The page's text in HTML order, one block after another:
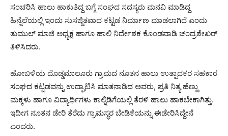
ಸಂಚರಿಸಿ ಹಾಲು ಹಾಕುತಿದ್ದ ಬಗ್ಗೆ ಸಂಘದ ಸದಸ್ಯರು ಮನವಿ ಮಾಡಿದ್ದ
ಹಿನ್ನೆಲೆಯಲ್ಲಿ ಇಂದು ಸುಸಜ್ಜಿತವಾದ ಕಟ್ಟಡ ನಿರ್ಮಾಣ ಮಾಡಲಾಗಿದೆ ಎಂದು
ತುಮುಲ್ ಮಾಜಿ ಅಧ್ಯಕ್ಷ ಹಾಗೂ ಹಾಲಿ ನಿರ್ದೇಶಕ ಕೊಂಡವಾಡಿ ಚಂದ್ರಶೇಖರ್
ತಿಳಿಸಿದರು.
ಹೋಬಳಿಯ ದೊಡ್ಡಮಾಲೂರು ಗ್ರಾಮದ ನೂತನ ಹಾಲು ಉತ್ಪಾದಕರ ಸಹಕಾರ
ಸಂಘದ ಕಟ್ಟಡವನ್ನು ಉದ್ಘಾಟಿಸಿ ಮಾತನಾಡಿದ ಅವರು, ಪ್ರತಿ ನಿತ್ಯ ಹೆಣ್ಣು
ಮಕ್ಕಳು ಹಾಗೂ ವಿದ್ಯಾರ್ಥಿಗಳು ಕಾಲ್ನಿಡಿಗೆಯಲ್ಲಿ ತೆರಳಿ ಹಾಲು ಹಾಕಬೇಕಾಗಿತ್ತು.
ಇದೀಗ ನೂತನ ಡೇರಿ ತೆರೆದು ಗ್ರಾಮಸ್ಥರ ಬೇಡಿಕೆಯನ್ನು ಈಡೇರಿಸಿದ್ದೇನೆ
ಎಂದರು.